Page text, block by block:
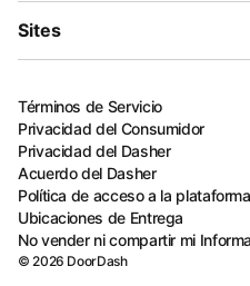
Sites
Términos de Servicio
Privacidad del Consumidor
Privacidad del Dasher
Acuerdo del Dasher
Política de acceso a la plataforma
Ubicaciones de Entrega
No vender ni compartir mi
©2026 DoorDash